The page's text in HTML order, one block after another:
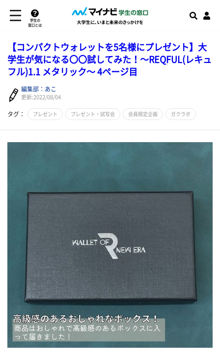
学生の
窓口とは
【コンパクトウォレットを5名様にプレゼント】大
学生が気になる〇〇試してみた！～REQFUL(レキュ
フル)1.1 メタリック～ 4ページ目
編集部：あこ
更新:2022/08/04
タグ： プレゼント プレゼント・試写会 会員限定企画 ガクラボ